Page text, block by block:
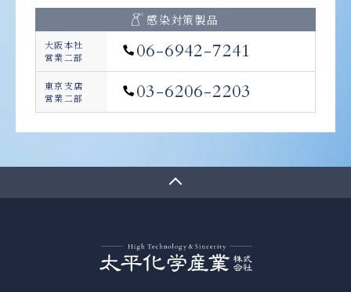
感染対策製品
大阪本社
営業二部
06-6942-7241
東京支店
営業二部
03-6206-2203